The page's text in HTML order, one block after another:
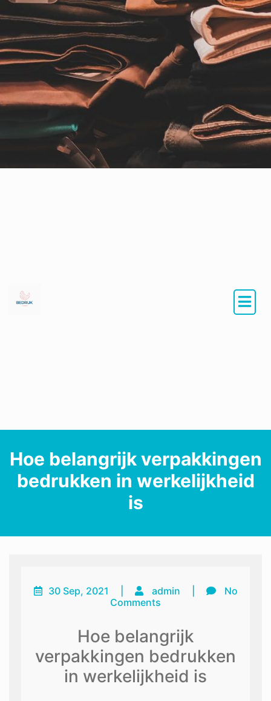
Hoe belangrijk verpakkingen
bedrukken in werkelijkheid
is
30 Sep, 2021 admin
No
Comments
Hoe belangrijk
verpakkingen bedrukken
in werkelijkheid is